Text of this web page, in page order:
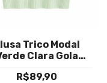
Trico Modal
Clara Gola
R$89,90